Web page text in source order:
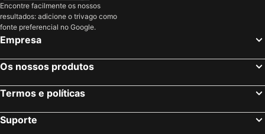
Hotel Arcantis Le Voltaire
Hôtel Anne De Bretagne
Residence Little Sevigne
Le Saint-Antoine Hotel & Spa, BW Premier Collection
Mama Shelter Rennes
Sure Hotel by Best Western Rennes Chantepie
B&B HOTEL Rennes Est Cesson Sévigné
ibis Rennes Cesson
Escale Oceania Rennes Cap Malo
Encontre facilmente os nossos
resultados: adicione o trivago como
fonte preferencial no Google.
Empresa
Os nossos produtos
Termos e políticas
Suporte